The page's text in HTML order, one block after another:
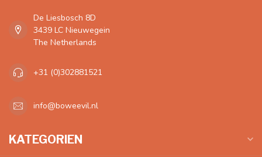
De Liesbosch 8D
3439 LC Nieuwegein
The Netherlands
+31 (0)302881521
info@boweevil.nl
KATEGORIEN